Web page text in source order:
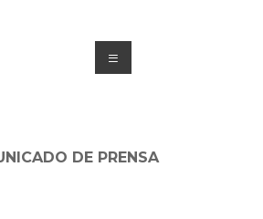
Menú
DE PRENSA